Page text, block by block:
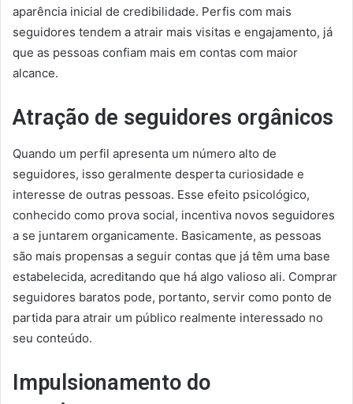
aparência inicial de credibilidade. Perfis com mais
seguidores tendem a atrair mais visitas e engajamento, já
que as pessoas confiam mais em contas com maior
alcance.
Atração de seguidores orgânicos
Quando um perfil apresenta um número alto de
seguidores, isso geralmente desperta curiosidade e
interesse de outras pessoas. Esse efeito psicológico,
conhecido como prova social, incentiva novos seguidores
a se juntarem organicamente. Basicamente, as pessoas
são mais propensas a seguir contas que já têm uma base
estabelecida, acreditando que há algo valioso ali. Comprar
seguidores baratos pode, portanto, servir como ponto de
partida para atrair um público realmente interessado no
seu conteúdo.
Impulsionamento do